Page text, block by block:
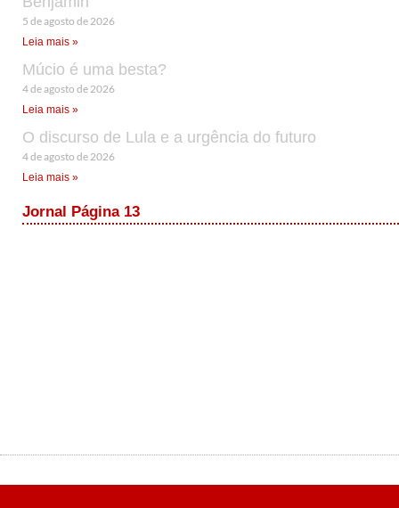
5 de agosto de 2026
Leia mais »
Múcio é uma besta?
4 de agosto de 2026
Leia mais »
O discurso de Lula e a urgência do futuro
4 de agosto de 2026
Leia mais »
Jornal Página 13